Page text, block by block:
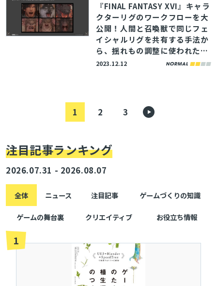
『FINAL FANTASY XVI』キャラ
クターリグのワークフローを大
公開！人間と召喚獣で同じフェ
イシャルリグを共有する手法か
ら、揺れもの調整に使われた3
つのアプローチまで【CEDEC20
2023.12.12
1 2 3
注目記事ランキング
2026.07.31 - 2026.08.07
全体 ニュース 注目記事 ゲームづくりの知識
ゲームの舞台裏 クリエイティブ お役立ち情報
1